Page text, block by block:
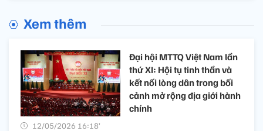
Xem thêm
Đại hội MTTQ Việt Nam lần
thứ XI: Hội tụ tinh thần và
kết nối lòng dân trong bối
cảnh mở rộng địa giới hành
chính
12/05/2026 16:18’